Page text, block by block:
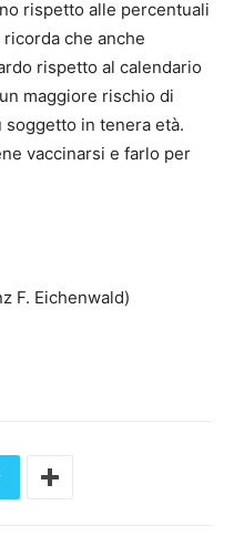
rispetto alle percentuali
che anche
rispetto al calendario
maggiore rischio di
in tenera età.
vaccinarsi e farlo per
F. Eichenwald)